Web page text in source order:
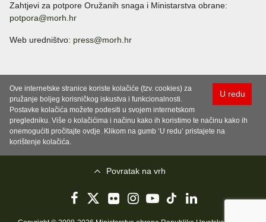
Zahtjevi za potpore Oružanih snaga i Ministarstva obrane:
potpora@morh.hr
Web uredništvo: press@morh.hr
U redu
Ove internetske stranice koriste kolačiće (tzv. cookies) za
pružanje boljeg korisničkog iskustva i funkcionalnosti.
Postavke kolačića možete podesiti u svojem internetskom
pregledniku. Više o kolačićima i načinu kako ih koristimo te načinu kako ih
onemogućiti pročitajte ovdje. Klikom na gumb ‘U redu’ pristajete na
korištenje kolačića.
Povratak na vrh